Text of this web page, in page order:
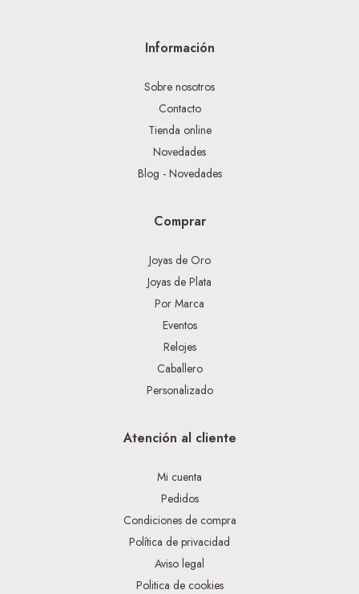
Información
Sobre nosotros
Contacto
Tienda online
Novedades
Blog - Novedades
Comprar
Joyas de Oro
Joyas de Plata
Por Marca
Eventos
Relojes
Caballero
Personalizado
Atención al cliente
Mi cuenta
Pedidos
Condiciones de compra
Política de privacidad
Aviso legal
Politica de cookies